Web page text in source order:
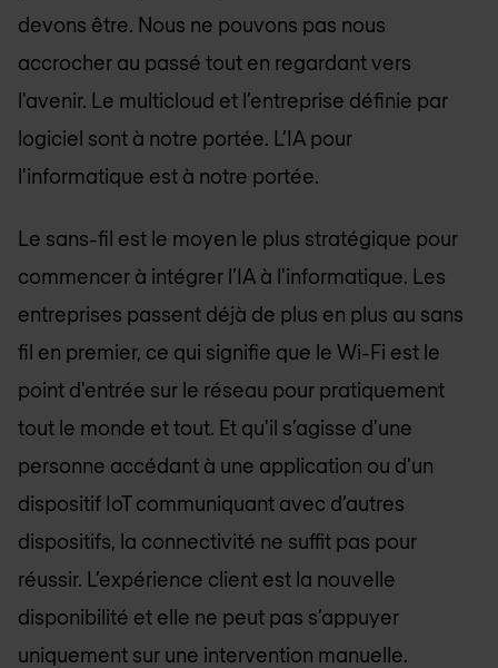
devons être. Nous ne pouvons pas nous
accrocher au passé tout en regardant vers
l'avenir. Le multicloud et l’entreprise définie par
logiciel sont à notre portée. L’IA pour
l'informatique est à notre portée.
Le sans-fil est le moyen le plus stratégique pour
commencer à intégrer l’IA à l'informatique. Les
entreprises passent déjà de plus en plus au sans
fil en premier, ce qui signifie que le Wi-Fi est le
point d'entrée sur le réseau pour pratiquement
tout le monde et tout. Et qu'il s’agisse d'une
personne accédant à une application ou d'un
dispositif IoT communiquant avec d’autres
dispositifs, la connectivité ne suffit pas pour
réussir. L’expérience client est la nouvelle
disponibilité et elle ne peut pas s’appuyer
uniquement sur une intervention manuelle.